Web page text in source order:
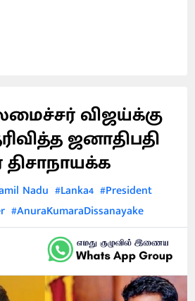
விஜய்க்கு
ஜனாதிபதி
திசாநாயக்க
Nadu #Lanka4 #President
#AnuraKumaraDissanayake